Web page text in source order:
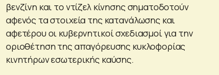
βενζίνη και το ντίζελ κίνησης σηματοδοτούν
αφενός τα στοιχεία της κατανάλωσης και
αφετέρου οι κυβερνητικοί σχεδιασμοί για την
οριοθέτηση της απαγόρευσης κυκλοφορίας
κινητήρων εσωτερικής καύσης.